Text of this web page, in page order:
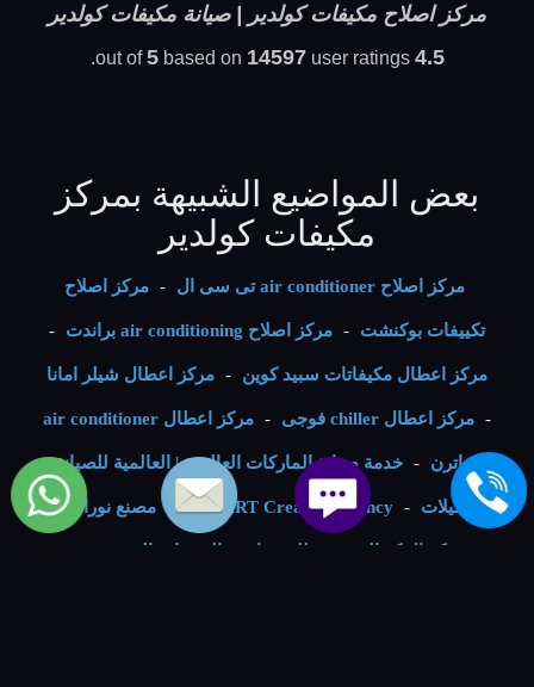
مركز اصلاح مكيفات كولدير | صيانة مكيفات كولدير
4.5
out of
5based on 14597user ratings.
بعض المواضيع الشبيهة بمركز
مكيفات كولدير
مركز اصلاح air conditioner تى سى ال - مركز اصلاح
تكييفات بوكنشت - مركز اصلاح air conditioning براندت -
مركز اعطال مكيفاتات سبيد كوين - مركز اعطال شيلر امانا
- مركز اعطال chiller فوجى - مركز اعطال air conditioner
ساترن - خدمة صيانة الماركات العالمية | العالمية للصيانة
والتوكيلات -
BSMART Creative Agency
- مصنع نوراي ليد
شركة الفكر الرقمي - للمنتجات و الخدمات التقنية